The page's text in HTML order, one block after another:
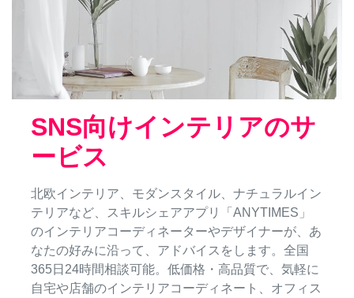
SNS向けインテリアのサ
ービス
北欧インテリア、モダンスタイル、ナチュラルイン
テリアなど、スキルシェアアプリ「ANYTIMES」
のインテリアコーディネーターやデザイナーが、あ
なたの好みに沿って、アドバイスをします。全国
365日24時間相談可能。低価格・高品質で、気軽に
自宅や店舗のインテリアコーディネート、オフィス